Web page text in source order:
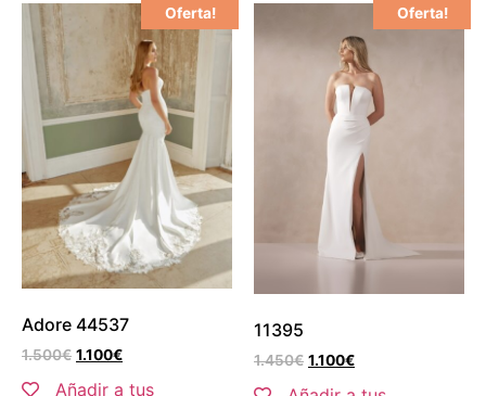
Oferta!
Adore 44537
1.500€ 1.100€
Añadir a tus
Oferta!
11395
1.450€ 1.100€